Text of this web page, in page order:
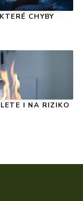
CHYBY
I NA RIZIKO